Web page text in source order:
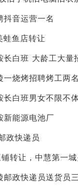
抖音运营一名
蛙鱼店转让
长白班 大龄工大量
一烧烤招聘烤工两
长白班男女不限不
新能源电池厂
政快递员
铺转让，中慧第一
邮政快递员送货员